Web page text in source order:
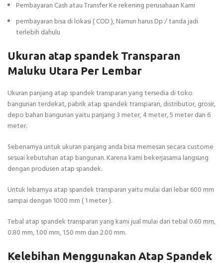
Pembayaran Cash atau Transfer Ke rekening perusahaan Kami
pembayaran bisa di lokasi ( COD ), Namun harus Dp / tanda jadi
terlebih dahulu
Ukuran atap spandek Transparan
Maluku Utara Per Lembar
Ukuran panjang atap spandek transparan yang tersedia di toko
bangunan terdekat, pabrik atap spandek transparan, distributor, grosir,
depo bahan bangunan yaitu panjang 3 meter, 4 meter, 5 meter dan 6
meter.
Sebenarnya untuk ukuran panjang anda bisa memesan secara custome
sesuai kebutuhan atap bangunan. Karena kami bekerjasama langsung
dengan produsen atap spandek.
Untuk lebarnya atap spandek transparan yaitu mulai dari lebar 600 mm
sampai dengan 1000 mm ( 1 meter ).
Tebal atap spandek transparan yang kami jual mulai dari tebal 0.60 mm,
0.80 mm, 1.00 mm, 1.50 mm dan 2.00 mm.
Kelebihan Menggunakan Atap Spandek